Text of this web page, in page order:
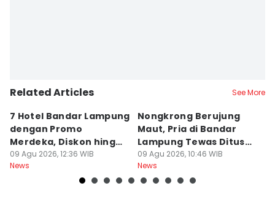
Related Articles See More
7 Hotel Bandar Lampung
dengan Promo
Merdeka, Diskon hingga
50 Persen
09 Agu 2026, 12:36 WIB
News
Nongkrong Berujung
Maut, Pria di Bandar
Lampung Tewas Ditusuk
Teman
09 Agu 2026, 10:46 WIB
News